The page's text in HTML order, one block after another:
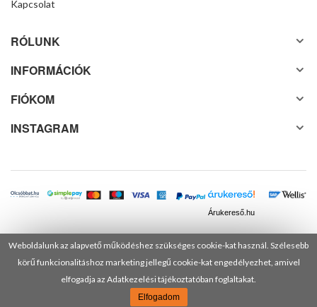
Weboldalunk az alapvető működéshez szükséges cookie-kat használ. Szélesebb
körű funkcionalitáshoz marketing jellegű cookie-kat engedélyezhet, amivel
elfogadja az Adatkezelési tájékoztatóban foglaltakat.
Elfogadom
Kapcsolat
RÓLUNK
INFORMÁCIÓK
FIÓKOM
INSTAGRAM
Árukereső.hu
© 2025 Minden jog fenntartva! DANUSA Hungary Kft.